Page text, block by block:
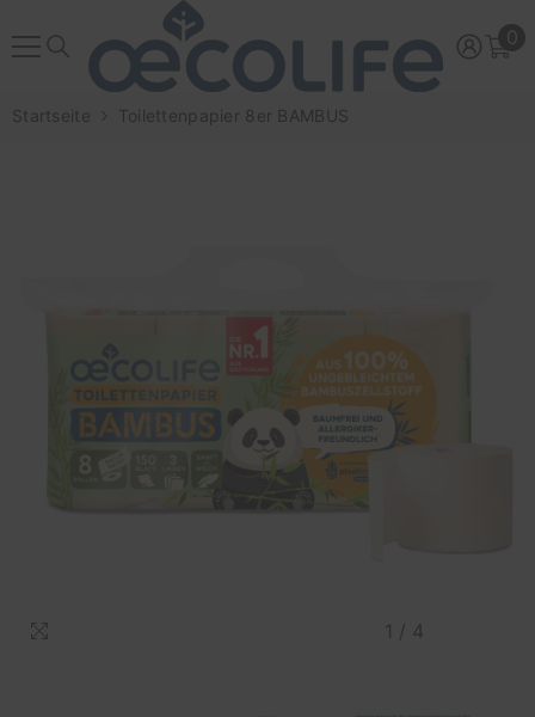
00
Startseite Toilettenpapier 8er BAMBUS
1 / 4